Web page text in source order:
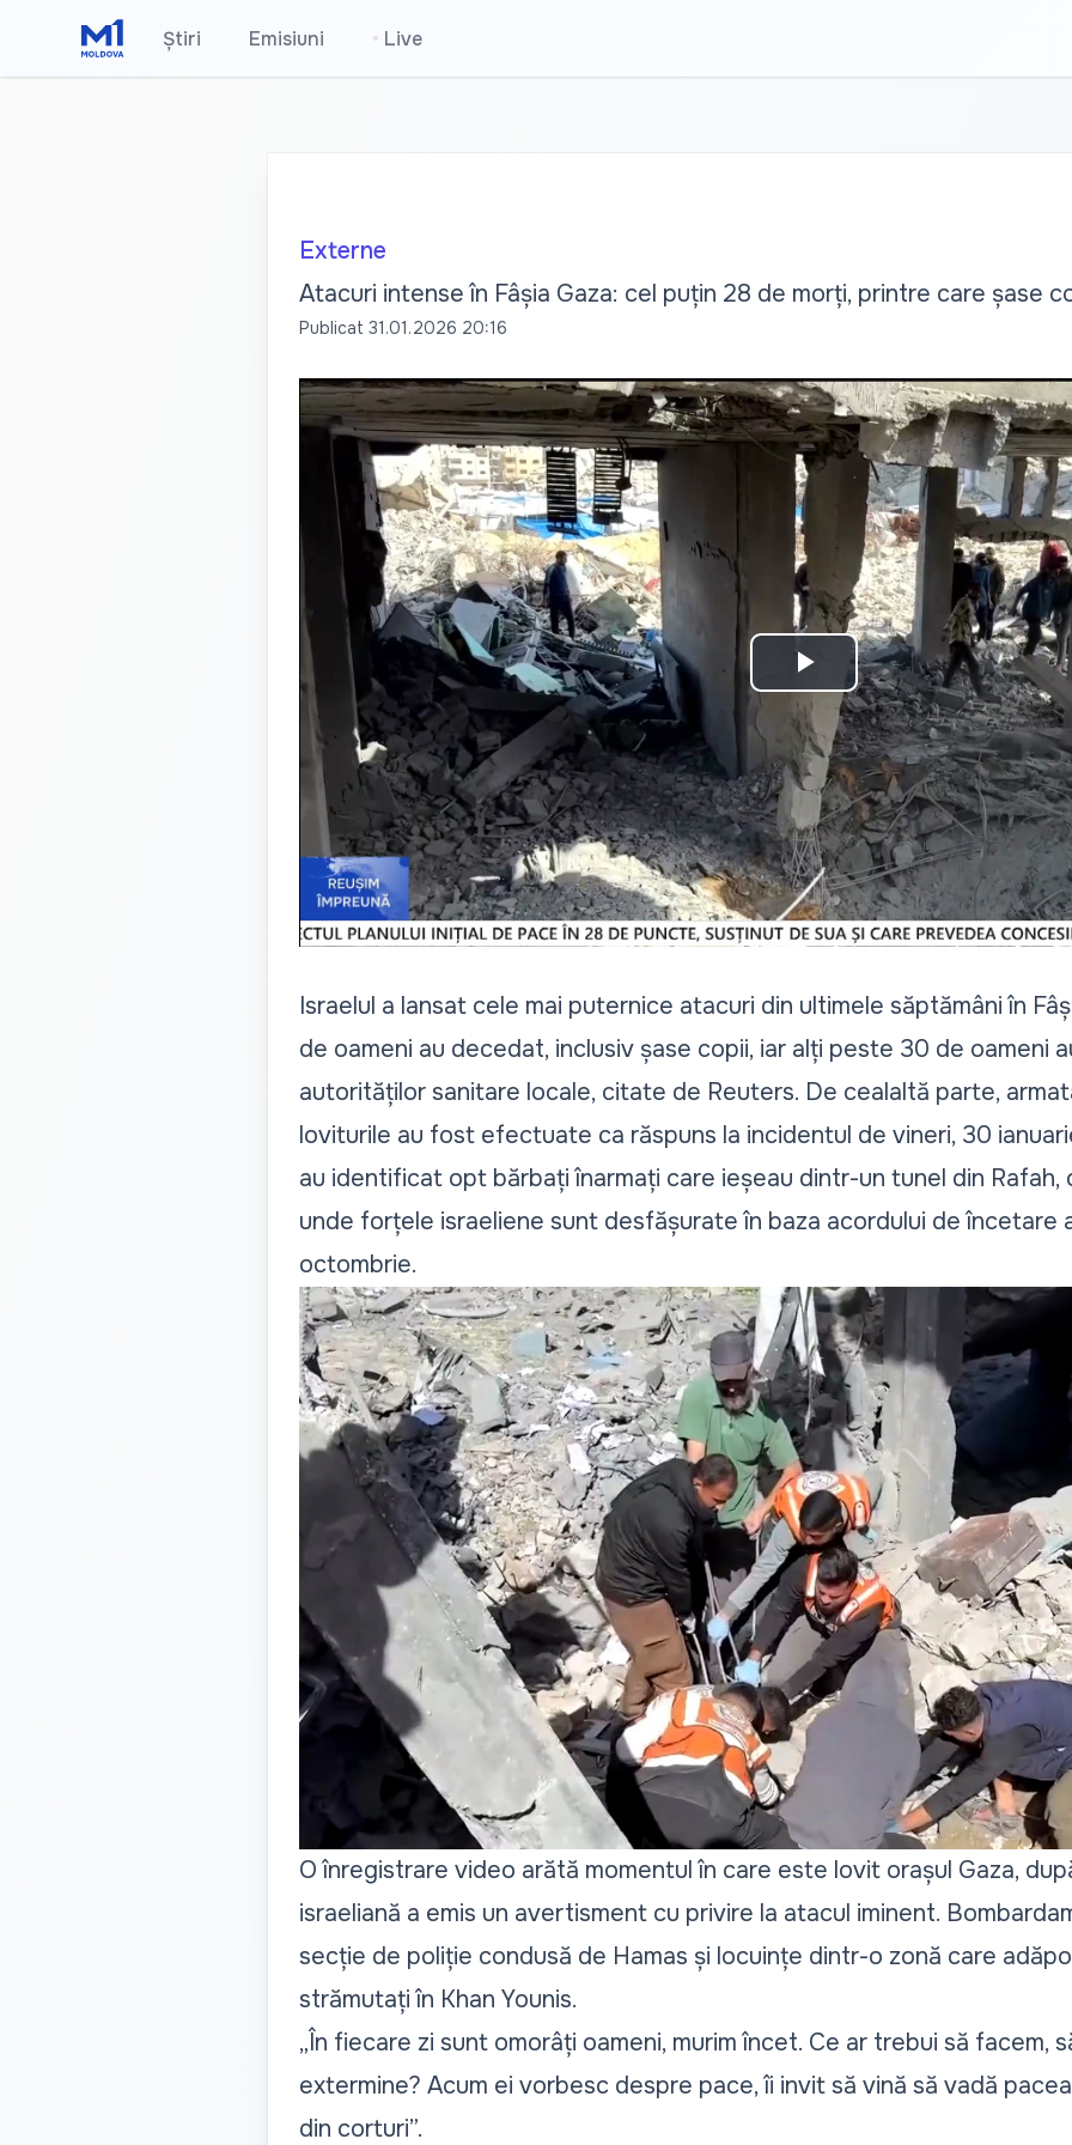
Știri Emisiuni • Live
Externe
Atacuri intense în Fâșia Gaza: cel puțin 28 de morți, printre care șase
Publicat 31.01.2026 20:16
Play
Video
Israelul a lansat cele mai puternice atacuri din ultimele săptămâni în
de oameni au decedat, inclusiv șase copii, iar alți peste 30 de oameni
autorităților sanitare locale, citate de Reuters. De cealaltă parte,
loviturile au fost efectuate ca răspuns la incidentul de vineri, 30
au identificat opt ​​bărbați înarmați care ieșeau dintr-un tunel din Rafah,
unde forțele israeliene sunt desfășurate în baza acordului de încetare
octombrie.
O înregistrare video arătă momentul în care este lovit orașul Gaza,
israeliană a emis un avertisment cu privire la atacul iminent.
secție de poliție condusă de Hamas și locuințe dintr-o zonă care
strămutați în Khan Younis.
„În fiecare zi sunt omorâți oameni, murim încet. Ce ar trebui să facem,
extermine? Acum ei vorbesc despre pace, îi invit să vină să vadă
din corturi”.